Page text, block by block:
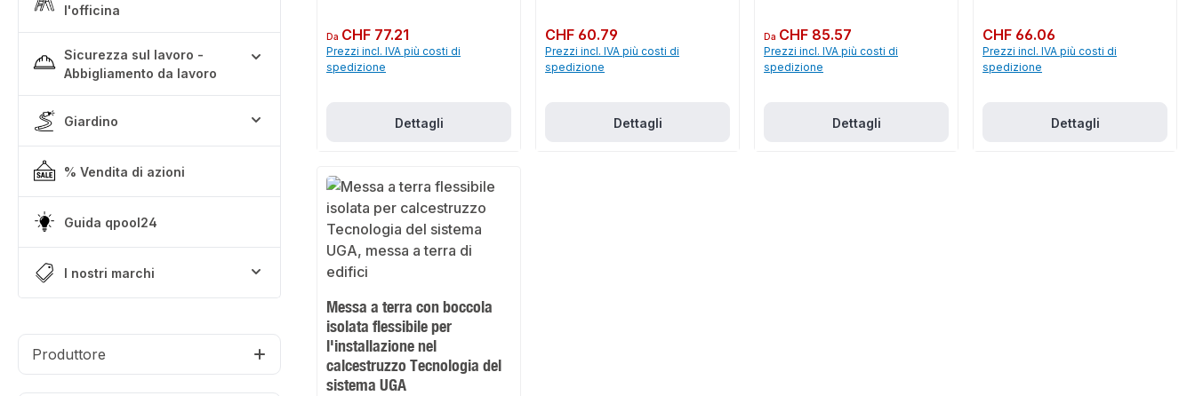
l'officina
Sicurezza sul lavoro -
Abbigliamento da lavoro
Giardino
% Vendita di azioni
Guida qpool24
I nostri marchi
Produttore
Prezzo normale:
Da CHF 77.21
Prezzi incl. IVA più costi di
spedizione
Dettagli
Prezzo normale:
CHF 60.79
Prezzi incl. IVA più costi di
spedizione
Dettagli
Prezzo normale:
Da CHF 85.57
Prezzi incl. IVA più costi di
spedizione
Dettagli
Prezzo normale:
CHF 66.06
Prezzi incl. IVA più costi di
spedizione
Dettagli
Messa a terra con boccola
isolata flessibile per
l'installazione nel
calcestruzzo Tecnologia del
sistema UGA